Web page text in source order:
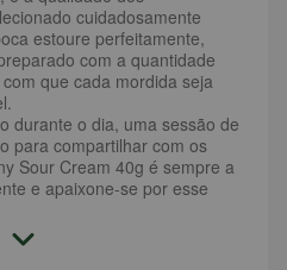
cuidadosamente
estoure perfeitamente,
com a quantidade
que cada mordida seja
durante o dia, uma sessão de
para compartilhar com os
Sour Cream 40g é sempre a
e apaixone-se por esse